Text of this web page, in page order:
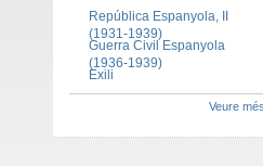
República Espanyola, II
(1931-1939)
Guerra Civil Espanyola
(1936-1939)
Exili
Veure més